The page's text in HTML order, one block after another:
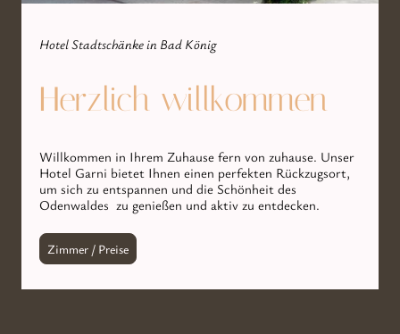
Hotel Stadtschänke in Bad König
Herzlich willkommen
Willkommen in Ihrem Zuhause fern von zuhause. Unser
Hotel Garni bietet Ihnen einen perfekten Rückzugsort,
um sich zu entspannen und die Schönheit des
Odenwaldes zu genießen und aktiv zu entdecken.
Zimmer / Preise